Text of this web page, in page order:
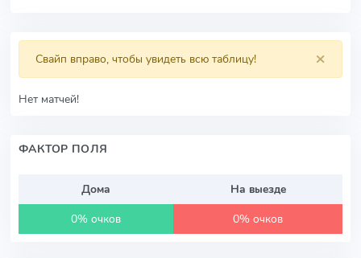
×
Свайп вправо, чтобы увидеть всю таблицу!
Нет матчей!
ФАКТОР ПОЛЯ
Дома
На выезде
0% очков
0% очков